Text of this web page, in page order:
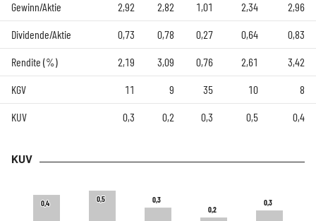
Gewinn/Aktie 2,92 2,82 1,01 2,34 2,96
Dividende/Aktie 0,73 0,78 0,27 0,64 0,83
Rendite (%) 2,19 3,09 0,76 2,61 3,42
KGV 11 9 35 10 8
KUV 0,3 0,2 0,3 0,5 0,4
KUV
0,4
0,4 0,5
0,5 0,3
0,3
0,2
0,2
0,3
0,3